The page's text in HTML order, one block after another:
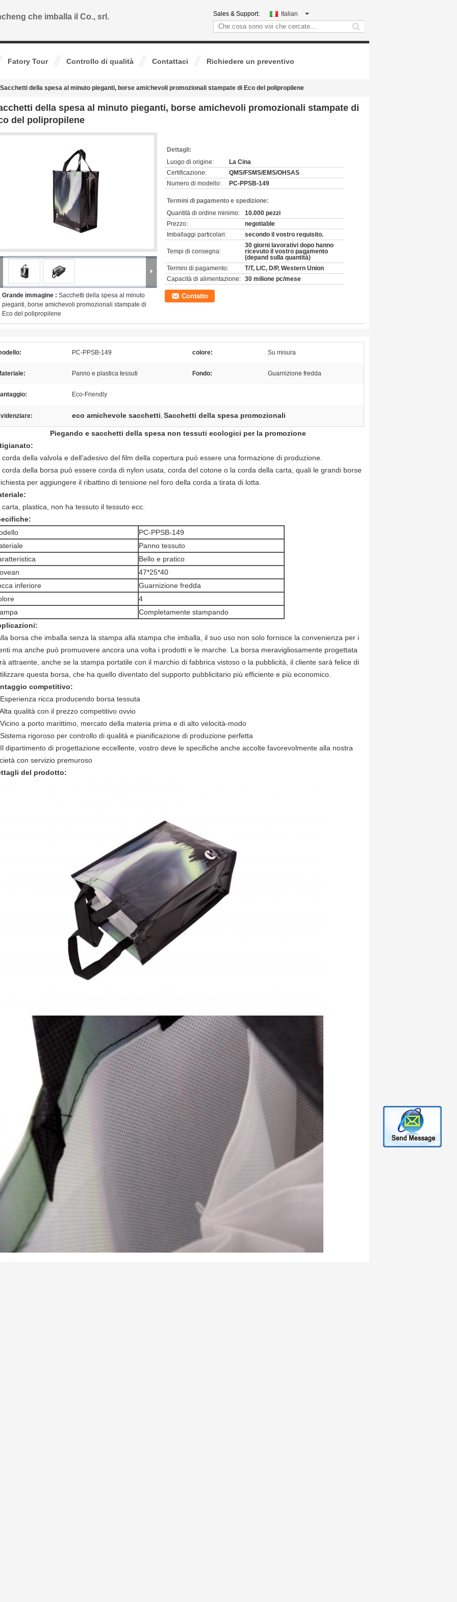
che imballa il Co., srl. Sales & Support: Italian
search
Fatory Tour Controllo di qualità Contattaci Richiedere un preventivo
Sacchetti della spesa al minuto pieganti, borse amichevoli promozionali stampate di Eco del polipropilene
della spesa al minuto pieganti, borse amichevoli promozionali stampate di
del polipropilene
Grande immagine : Sacchetti della spesa al minuto
pieganti, borse amichevoli promozionali stampate di
Eco del polipropilene
Dettagli:
Luogo di origine:
La Cina
Certificazione:
QMS/FSMS/EMS/OHSAS
Numero di modello:
PC-PPSB-149
Termini di pagamento e spedizione:
Quantità di ordine minimo:
10.000 pezzi
Prezzo:
negotiable
Imballaggi particolari:
secondo il vostro requisito.
Tempi di consegna:
30 giorni lavorativi dopo hanno
ricevuto il vostro pagamento
(depand sulla quantità)
Termini di pagamento:
T/T, L/C, D/P, Western Union
Capacità di alimentazione: 30 milione pc/mese
Contatto
PC-PPSB-149 colore: Su misura
Panno e plastica tessuti Fondo: Guarnizione fredda
Eco-Friendly
eco amichevole sacchetti, Sacchetti della spesa promozionali
Piegando e sacchetti della spesa non tessuti ecologici per la promozione
corda della valvola e dell'adesivo del film della copertura può essere una formazione di produzione.
corda della borsa può essere corda di nylon usata, corda del cotone o la corda della carta, quali le grandi borse
per aggiungere il ribattino di tensione nel foro della corda a tirata di lotta.
carta, plastica, non ha tessuto il tessuto ecc.
PC-PPSB-149
Panno tessuto
Bello e pratico
47*25*40
inferiore
Guarnizione fredda
4
Completamente stampando
borsa che imballa senza la stampa alla stampa che imballa, il suo uso non solo fornisce la convenienza per i
ma anche può promuovere ancora una volta i prodotti e le marche. La borsa meravigliosamente progettata
attraente, anche se la stampa portatile con il marchio di fabbrica vistoso o la pubblicità, il cliente sarà felice di
questa borsa, che ha quello diventato del supporto pubblicitario più efficiente e più economico.
competitivo:
ricca producendo borsa tessuta
qualità con il prezzo competitivo ovvio
a porto marittimo, mercato della materia prima e di alto velocità-modo
rigoroso per controllo di qualità e pianificazione di produzione perfetta
dipartimento di progettazione eccellente, vostro deve le specifiche anche accolte favorevolmente alla nostra
con servizio premuroso
del prodotto: